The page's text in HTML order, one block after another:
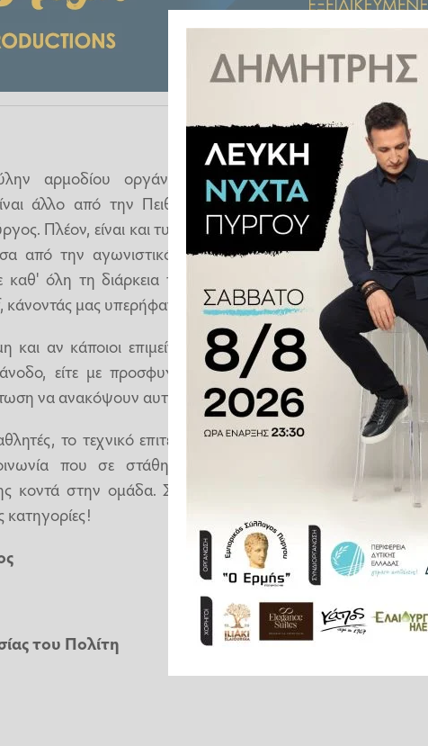
αρμοδίου οργάνου της Ελληνικής Ποδοσφαιρικής
άλλο από την Πειθαρχική Επιτροπή, ήρθε η ώρα της
Πλέον, είναι και τυπικά η ομάδα που κερδίζει την άνοδο
από την αγωνιστικότητα, την αποφασιστικότητα και τη
καθ' όλη τη διάρκεια της αγωνιστικής περιόδου, αλλά και
μας υπερήφανους ως φιλάθλους και ως Ηλείους.
και αν κάποιοι επιμείνουν να διεκδικήσουν από τον ΠΑΣ
είτε με προσφυγές, είτε με άλλους τρόπους, δε θα
να ανακόψουν αυτή την πορεία.
το τεχνικό επιτελείο, τη διοίκηση του ΠΑΣ Πύργος,
που σε στάθηκε υποδειγματικά και με ειλικρινή
κοντά στην ομάδα. Στην ομάδα που επιστρέφει εκεί που
κατηγορίες!
του Πολίτη